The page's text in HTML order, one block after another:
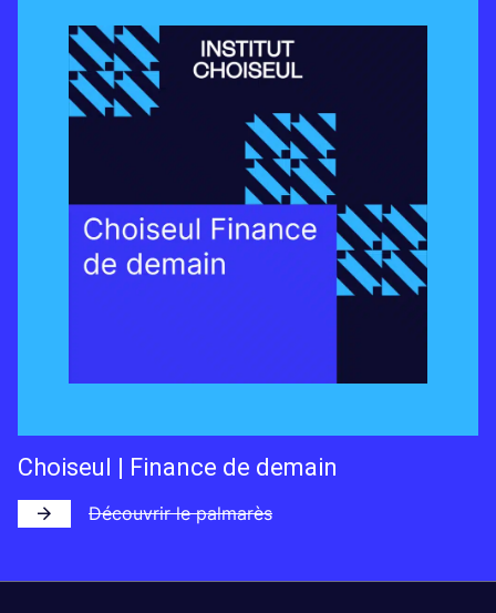
Choiseul | Finance de demain
Découvrir le palmarès